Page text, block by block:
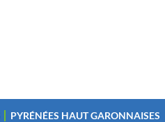
PYRÉNÉES HAUT GARONNAISES